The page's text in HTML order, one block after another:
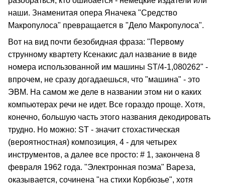
наши. Знаменитая опера Яначека "Средство
Макропулоса" превращается в "Дело Макропулоса".
Вот на вид почти безобидная фраза: "Первому
струнному квартету Ксенакис дал название в виде
номера использованной им машины ST/4-1,080262" -
впрочем, не сразу догадаешься, что "машина" - это
ЭВМ. На самом же деле в названии этом ни о каких
компьютерах речи не идет. Все гораздо проще. Хотя,
конечно, большую часть этого названия декодировать
трудно. Но можно: ST - значит стохастическая
(вероятностная) композиция, 4 - для четырех
инструментов, а далее все просто: # 1, закончена 8
февраля 1962 года. "Электронная поэма" Вареза,
оказывается, сочинена "на стихи Корбюзье", хотя